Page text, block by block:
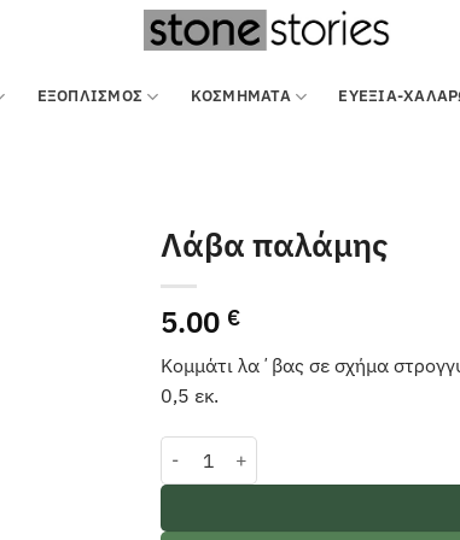
ΕΞΟΠΛΙΣΜΌΣ ΚΟΣΜΗΜΑΤΑ ΕΥΕΞΙΑ-
Λάβα παλάμης
5.00 €
Κομμάτι λα΄βας σε σχήμα
0,5 εκ.